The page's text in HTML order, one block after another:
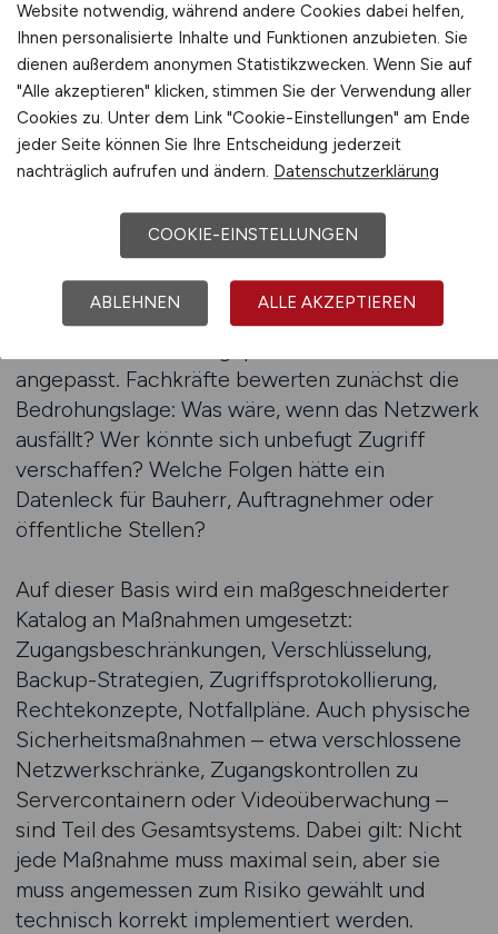
Vorgaben und die digitale Souveränität auf der
Baustelle. Die internationale Norm ISO 27001 ist
der zentrale Standard für
Informationssicherheits-Managementsysteme
(ISMS). Sie definiert ein strukturiertes
Vorgehen, um Risiken zu identifizieren,
Wirksamkeit dauerhaft zu überwachen. Auf
Baustellen bedeutet das: Jedes Netzwerk, jeder
Router, jede Zugriffsmöglichkeit muss in ein
ganzheitliches Sicherheitskonzept eingebettet
angepasst. Fachkräfte bewerten zunächst die
Bedrohungslage: Was wäre, wenn das Netzwerk
ausfällt? Wer könnte sich unbefugt Zugriff
verschaffen? Welche Folgen hätte ein
Datenleck für Bauherr, Auftragnehmer oder
öffentliche Stellen?
Auf dieser Basis wird ein maßgeschneiderter
Katalog an Maßnahmen umgesetzt:
Zugangsbeschränkungen, Verschlüsselung,
Backup-Strategien, Zugriffsprotokollierung,
Rechtekonzepte, Notfallpläne. Auch physische
Sicherheitsmaßnahmen – etwa verschlossene
Netzwerkschränke, Zugangskontrollen zu
Servercontainern oder Videoüberwachung –
sind Teil des Gesamtsystems. Dabei gilt: Nicht
jede Maßnahme muss maximal sein, aber sie
muss angemessen zum Risiko gewählt und
technisch korrekt implementiert werden.
Website notwendig, während andere Cookies dabei helfen,
Ihnen personalisierte Inhalte und Funktionen anzubieten. Sie
dienen außerdem anonymen Statistikzwecken. Wenn Sie auf
"Alle akzeptieren" klicken, stimmen Sie der Verwendung aller
Cookies zu. Unter dem Link "Cookie-Einstellungen" am Ende
jeder Seite können Sie Ihre Entscheidung jederzeit
nachträglich aufrufen und ändern. Datenschutzerklärung
COOKIE-EINSTELLUNGEN
ABLEHNEN ALLE AKZEPTIEREN